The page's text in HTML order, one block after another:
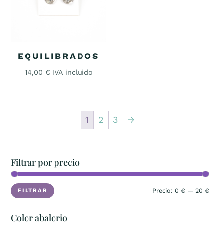
Filtrar por precio
FILTRAR Precio: 0 € — 20 €
Color abalorio
EQUILIBRADOS
14,00 € IVA incluido
1 2 3 →